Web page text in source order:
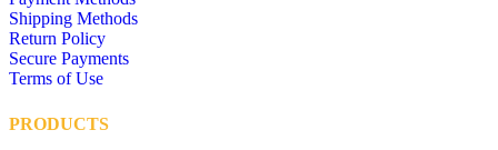
Shipping Methods
Return Policy
Secure Payments
Terms of Use
PRODUCTS